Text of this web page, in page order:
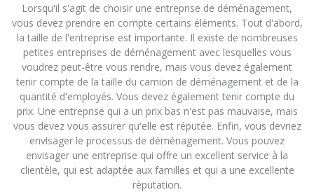
Lorsqu'il s'agit de choisir une entreprise de déménagement,
vous devez prendre en compte certains éléments. Tout d'abord,
la taille de l'entreprise est importante. Il existe de nombreuses
petites entreprises de déménagement avec lesquelles vous
voudrez peut-être vous rendre, mais vous devez également
tenir compte de la taille du camion de déménagement et de la
quantité d'employés. Vous devez également tenir compte du
prix. Une entreprise qui a un prix bas n'est pas mauvaise, mais
vous devez vous assurer qu'elle est réputée. Enfin, vous devriez
envisager le processus de déménagement. Vous pouvez
envisager une entreprise qui offre un excellent service à la
clientèle, qui est adaptée aux familles et qui a une excellente
réputation.